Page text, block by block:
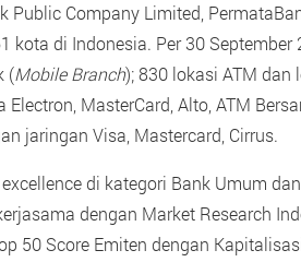
Public Company Limited,
di Indonesia. Per 30
(Mobile Branch); 830 lokasi ATM
MasterCard, Alto, ATM
jaringan Visa, Mastercard, Cirrus.
di kategori Bank Umum
dengan Market Research
50 Score Emiten dengan